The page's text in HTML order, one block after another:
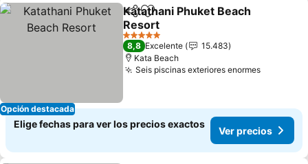
Opción destacada
CompartirAgregar a favoritos
Katathani Phuket Beach
Resort
Ver precios
5 Estrellas
8,8 Excelente
15.483
Kata Beach
Seis piscinas exteriores enormesVer
Elige fechas para ver los precios exactos
Ver precios